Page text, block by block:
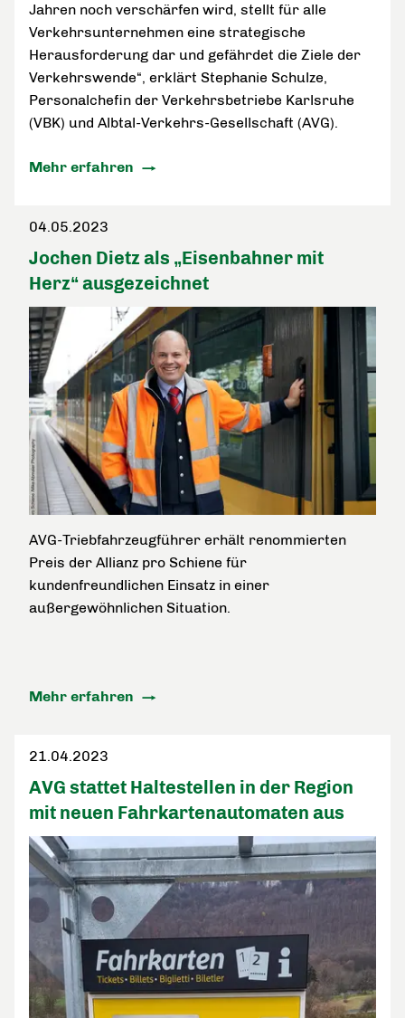
Jahren noch verschärfen wird, stellt für alle
Verkehrsunternehmen eine strategische
Herausforderung dar und gefährdet die Ziele der
Verkehrswende“, erklärt Stephanie Schulze,
Personalchefin der Verkehrsbetriebe Karlsruhe
(VBK) und Albtal-Verkehrs-Gesellschaft (AVG).
Mehr erfahren
04.05.2023
Jochen Dietz als „Eisenbahner mit
Herz“ ausgezeichnet
AVG-Triebfahrzeugführer erhält renommierten
Preis der Allianz pro Schiene für
kundenfreundlichen Einsatz in einer
außergewöhnlichen Situation.
Mehr erfahren
21.04.2023
AVG stattet Haltestellen in der Region
mit neuen Fahrkartenautomaten aus